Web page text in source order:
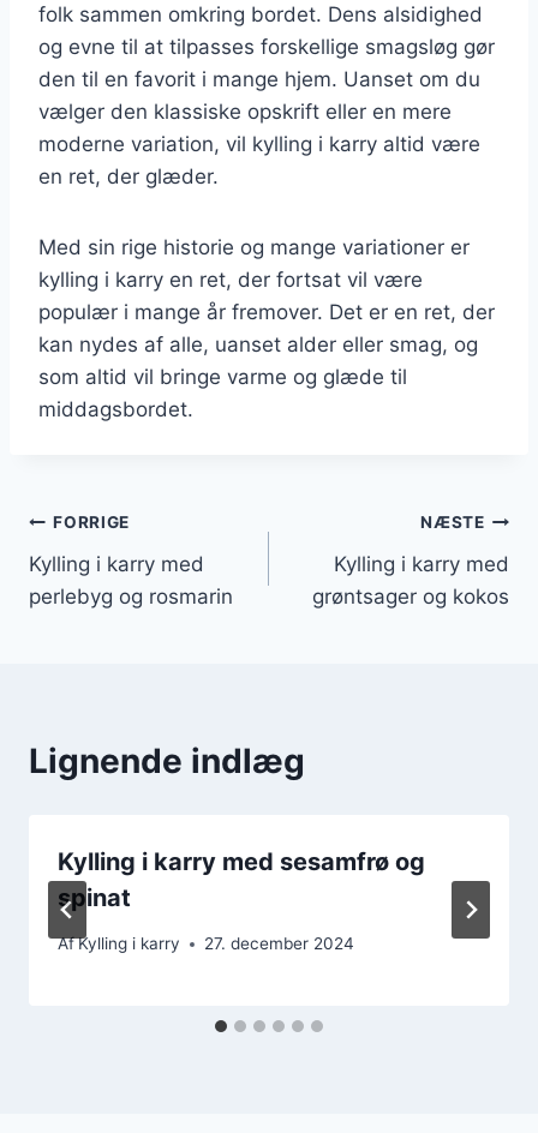
folk sammen omkring bordet. Dens alsidighed
og evne til at tilpasses forskellige smagsløg gør
den til en favorit i mange hjem. Uanset om du
vælger den klassiske opskrift eller en mere
moderne variation, vil kylling i karry altid være
en ret, der glæder.
Med sin rige historie og mange variationer er
kylling i karry en ret, der fortsat vil være
populær i mange år fremover. Det er en ret, der
kan nydes af alle, uanset alder eller smag, og
som altid vil bringe varme og glæde til
middagsbordet.
Indlægsnavigation
FORRIGE
Kylling i karry med
perlebyg og rosmarin
NÆSTE
Kylling i karry med
grøntsager og kokos
Lignende indlæg
Kylling i karry med sesamfrø og
spinat
AfKylling i karry 27. december 2024